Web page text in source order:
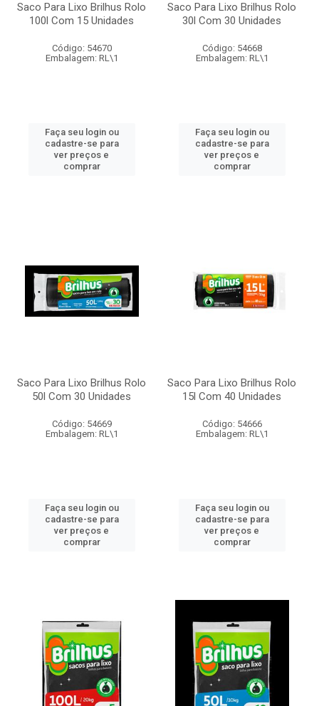
Saco Para Lixo Brilhus Rolo
100l Com 15 Unidades
Código: 54670
Embalagem: RL\1
Faça seu login ou
cadastre-se para
ver preços e
comprar
Saco Para Lixo Brilhus Rolo
30l Com 30 Unidades
Código: 54668
Embalagem: RL\1
Faça seu login ou
cadastre-se para
ver preços e
comprar
Saco Para Lixo Brilhus Rolo
50l Com 30 Unidades
Código: 54669
Embalagem: RL\1
Faça seu login ou
cadastre-se para
ver preços e
comprar
Saco Para Lixo Brilhus Rolo
15l Com 40 Unidades
Código: 54666
Embalagem: RL\1
Faça seu login ou
cadastre-se para
ver preços e
comprar